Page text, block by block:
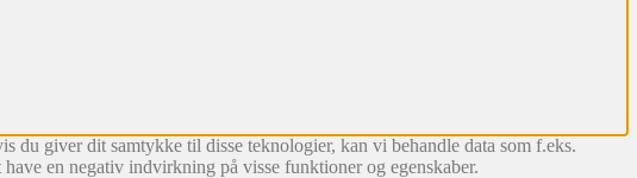
du giver dit samtykke til disse teknologier, kan vi behandle data som f.eks.
en negativ indvirkning på visse funktioner og egenskaber.